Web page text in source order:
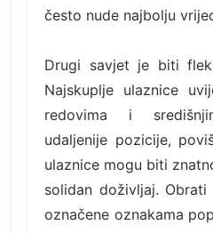
često nude najbolju
Drugi savjet je biti
Najskuplje ulaznice
redovima i
udaljenije pozicije,
ulaznice mogu biti
solidan doživljaj.
označene oznakama